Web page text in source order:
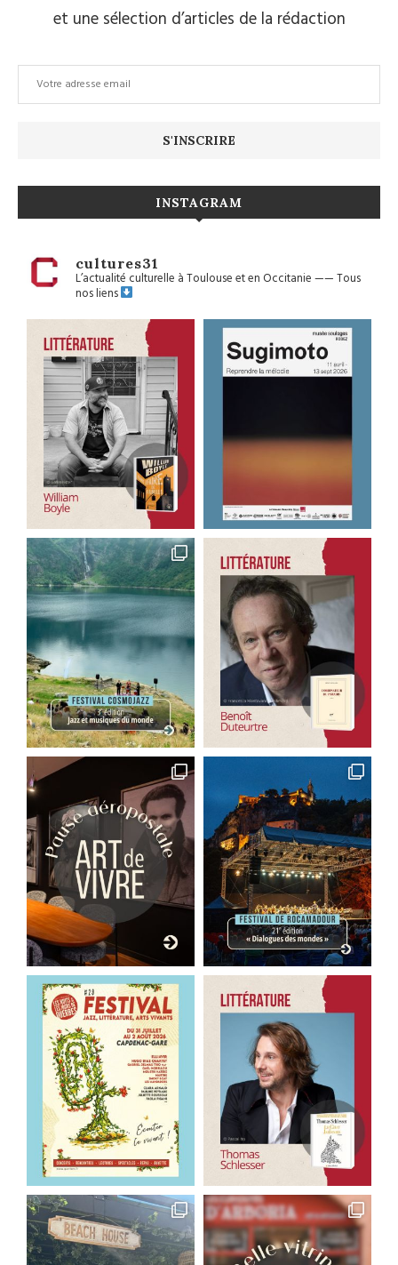
et une sélection d’articles de la rédaction
INSTAGRAM
cultures31
L’actualité culturelle à Toulouse et en Occitanie——Tous
nos liens